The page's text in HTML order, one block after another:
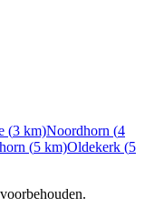
(3 km)Noordhorn (4
(5 km)Oldekerk (5